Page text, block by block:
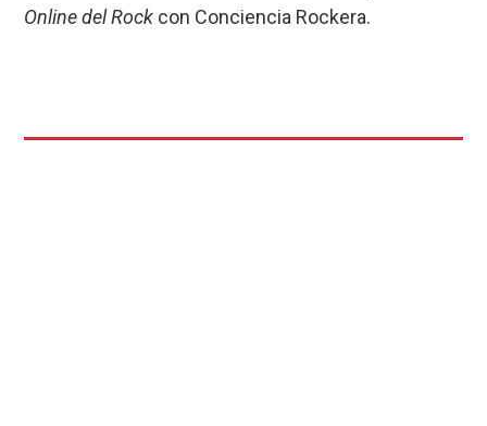
Online del Rock con Conciencia Rockera.